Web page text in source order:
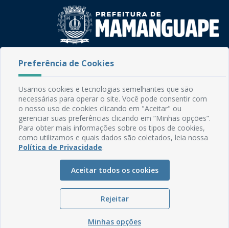
Rua do Imperador, 78, Centro
Email: comunicacao@mamanguape.pb.gov.br
Expediente: Segunda à Sexta, das 08h às 13h
Mapa do Site
Perguntas frequentes
Glossário
Ouvidoria
Serviços Internos
Política de Privacidade
Preferência de Cookies
Usamos cookies e tecnologias semelhantes que são
necessárias para operar o site. Você pode consentir com
o nosso uso de cookies clicando em "Aceitar" ou
gerenciar suas preferências clicando em “Minhas opções”.
Para obter mais informações sobre os tipos de cookies,
como utilizamos e quais dados são coletados, leia nossa
Política de Privacidade.
Aceitar todos os cookies
Rejeitar
Minhas opções